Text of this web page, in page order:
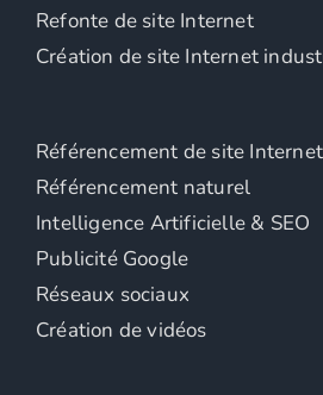
Refonte de site Internet
Création de site Internet
Référencement de site Internet
Référencement naturel
Intelligence Artificielle & SEO
Publicité Google
Réseaux sociaux
Création de vidéos